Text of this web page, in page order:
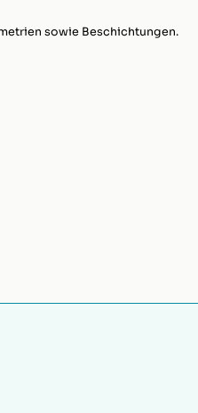
sowie Beschichtungen.